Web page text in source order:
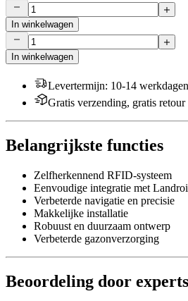
In winkelwagen
In winkelwagen
Levertermijn: 10-14 werkdagen
Gratis verzending, gratis retour
Belangrijkste functies
Zelfherkennend RFID-systeem
Eenvoudige integratie met
Verbeterde navigatie en precisie
Makkelijke installatie
Robuust en duurzaam ontwerp
Verbeterde gazonverzorging
Beoordeling door experts